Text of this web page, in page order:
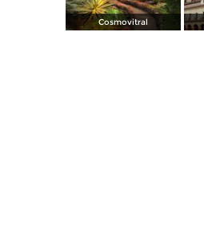
Cosmovitral